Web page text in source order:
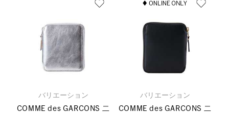
バリエーション
COMME des GARCONS 二
バリエーション
COMME des GARCONS 二